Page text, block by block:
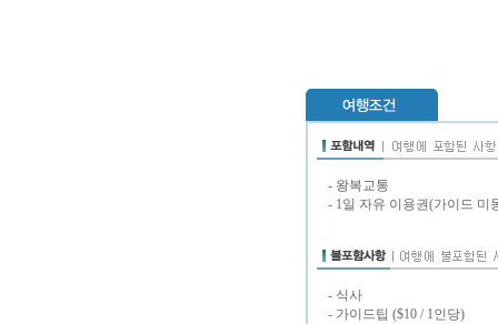
- 왕복교통
- 1일 자유 이용권(가이드 미
- 식사
- 가이드팁 ($10 / 1인당)